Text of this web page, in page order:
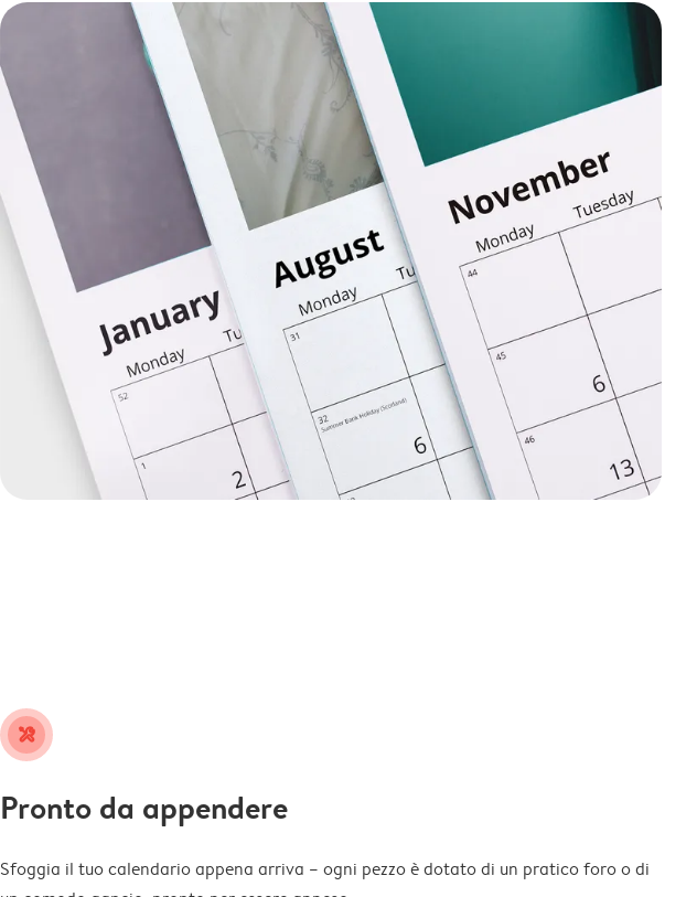
tools
Pronto da appendere
Sfoggia il tuo calendario appena arriva – ogni pezzo è dotato di un pratico foro o di